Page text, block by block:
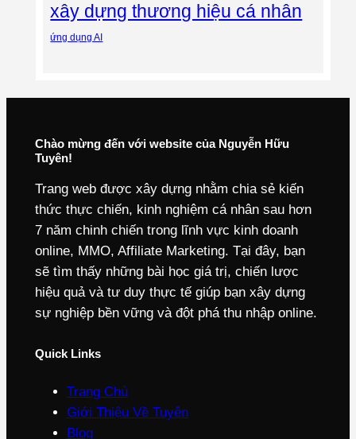
xây dựng thương hiệu cá nhân
ứng dụng AI
Chào mừng đến với website của Nguyễn Hữu
Tuyên!
Trang web được xây dựng nhằm chia sẻ kiến
thức thực chiến, kinh nghiệm cá nhân sau hơn
7 năm chinh chiến trong lĩnh vực kinh doanh
online, MMO, Affiliate Marketing. Tại đây, bạn
sẽ tìm thấy những bài học giá trị, chiến lược
hiệu quả và tư duy thực tế giúp bạn xây dựng
sự nghiệp bền vững và đột phá thu nhập online.
Quick Links
Trang Chủ
Giới Thiệu Về Tuyên
Blog